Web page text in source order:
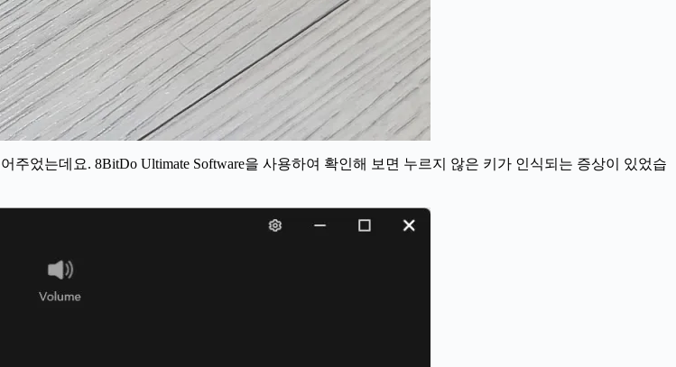
었는데요. 8BitDo Ultimate Software을 사용하여 확인해 보면 누르지 않은 키가 인식되는 증상이 있었습